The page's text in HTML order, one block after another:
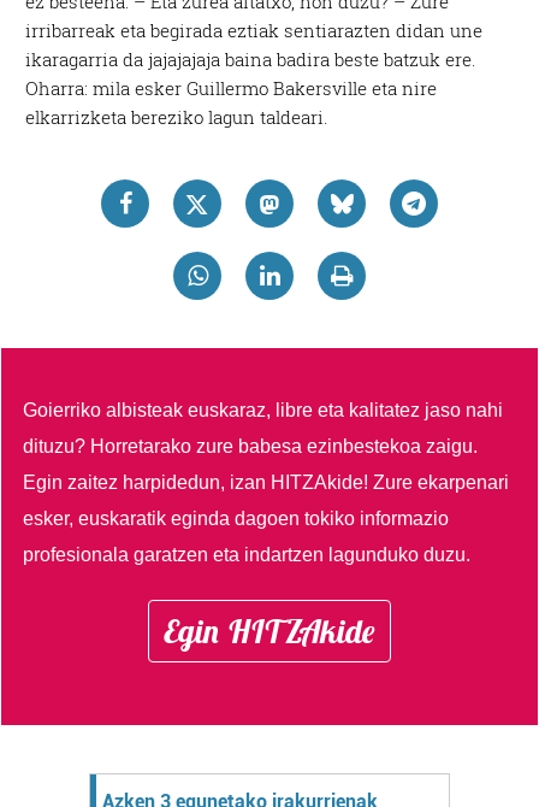
irribarreak eta begirada eztiak sentiarazten didan une
ikaragarria da jajajajaja baina badira beste batzuk ere.
Oharra: mila esker Guillermo Bakersville eta nire
elkarrizketa bereziko lagun taldeari.
Goierriko albisteak euskaraz, libre eta kalitatez jaso nahi
dituzu? Horretarako zure babesa ezinbestekoa zaigu.
Egin zaitez harpidedun, izan HITZAkide!Zure ekarpenari
esker, euskaratik eginda dagoen tokiko informazio
profesionala garatzen eta indartzen lagunduko duzu.
Egin HITZAkide
Azken 3 egunetako irakurrienak